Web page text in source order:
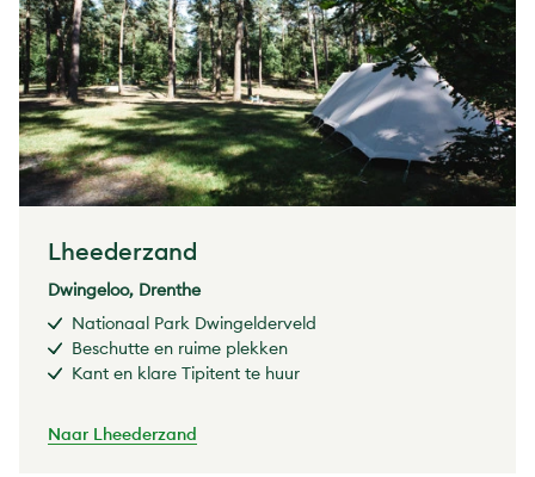
Lheederzand
Dwingeloo, Drenthe
Nationaal Park Dwingelderveld
Beschutte en ruime plekken
Kant en klare Tipitent te huur
Naar Lheederzand